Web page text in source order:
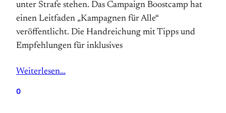
unter Strafe stehen. Das Campaign Boostcamp hat
einen Leitfaden „Kampagnen für Alle“
veröffentlicht. Die Handreichung mit Tipps und
Empfehlungen für inklusives
Weiterlesen…
0